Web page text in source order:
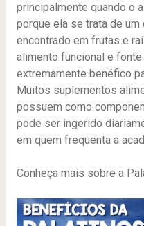
principalmente quando o
porque ela se trata de
encontrado em frutas e
alimento funcional e
extremamente benéfico
Muitos suplementos
possuem como
pode ser ingerido
em quem frequenta a
Conheça mais sobre a